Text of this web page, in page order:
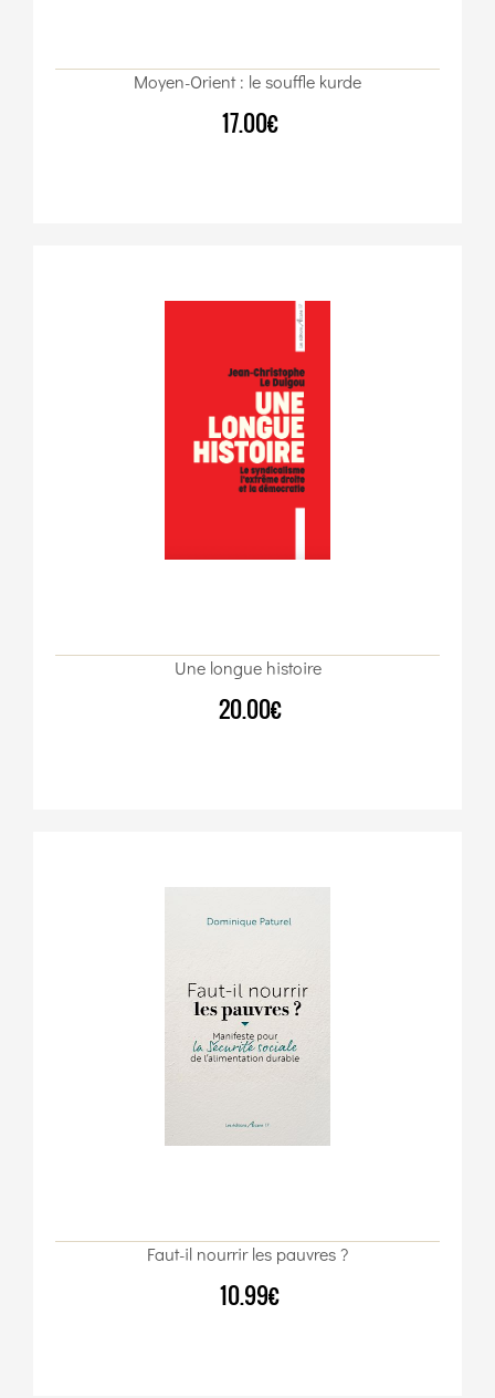
Moyen-Orient : le souffle kurde
17.00€
Une longue histoire
20.00€
Faut-il nourrir les pauvres ?
10.99€